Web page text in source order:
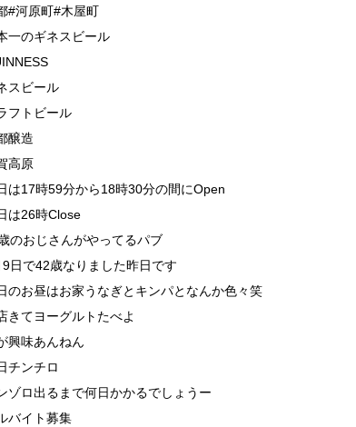
#河原町#木屋町
一のギネスビール
スビール
フトビール
醸造
高原
は17時59分から18時30分の間にOpen
は26時Close
のおじさんがやってるパブ
日で42歳なりました昨日です
のお昼はお家うなぎとキンパとなんか色々笑
きてヨーグルトたべよ
興味あんねん
チンチロ
ゾロ出るまで何日かかるでしょうー
バイト募集